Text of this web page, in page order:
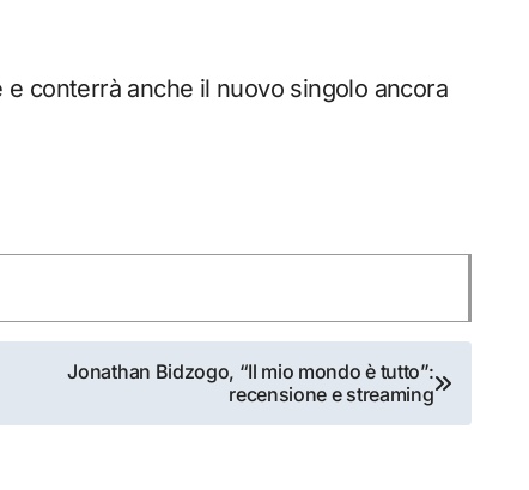
conterrà anche il nuovo singolo ancora
Jonathan Bidzogo, “Il mio mondo è tutto”:
recensione e streaming